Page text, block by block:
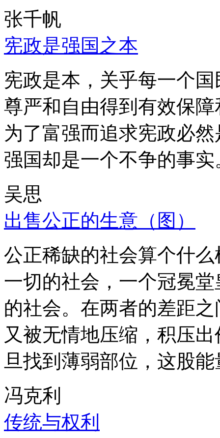
张千帆
宪政是强国之本
宪政是本，关乎每一个
尊严和自由得到有效保
为了富强而追求宪政必
强国却是一个不争的事实
吴思
出售公正的生意（图）
公正稀缺的社会算个什
一切的社会，一个冠冕
的社会。在两者的差距
又被无情地压缩，积压
旦找到薄弱部位，这股
冯克利
传统与权利